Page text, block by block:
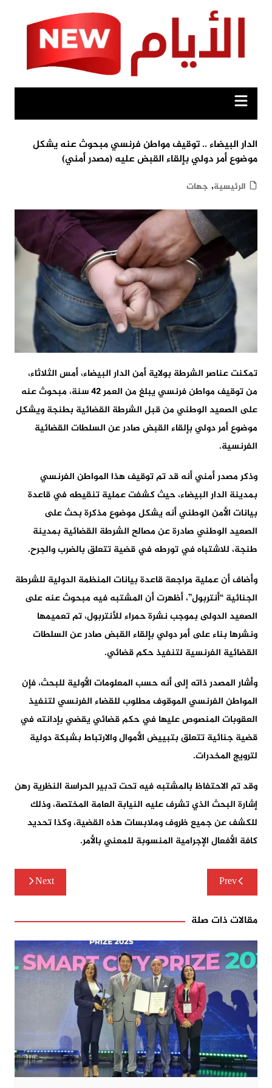
الدار البيضاء .. توقيف مواطن فرنسي مبحوث عنه يشكل
موضوع أمر دولي بإلقاء القبض عليه (مصدر أمني)
الرئيسية, جهات
تمكنت عناصر الشرطة بولاية أمن الدار البيضاء، أمس الثلاثاء،
من توقيف مواطن فرنسي يبلغ من العمر 42 سنة، مبحوث عنه
على الصعيد الوطني من قبل الشرطة القضائية بطنجة ويشكل
موضوع أمر دولي بإلقاء القبض صادر عن السلطات القضائية
الفرنسية.
وذكر مصدر أمني أنه قد تم توقيف هذا المواطن الفرنسي
بمدينة الدار البيضاء، حيث كشفت عملية تنقيطه في قاعدة
بيانات الأمن الوطني أنه يشكل موضوع مذكرة بحث على
الصعيد الوطني صادرة عن مصالح الشرطة القضائية بمدينة
طنجة، للاشتباه في تورطه في قضية تتعلق بالضرب والجرح.
وأضاف أن عملية مراجعة قاعدة بيانات المنظمة الدولية للشرطة
الجنائية “أنتربول”، أظهرت أن المشتبه فيه مبحوث عنه على
الصعيد الدولى بموجب نشرة حمراء للأنتربول، تم تعميمها
ونشرها بناء على أمر دولي بإلقاء القبض صادر عن السلطات
القضائية الفرنسية لتنفيذ حكم قضائي.
وأشار المصدر ذاته إلى أنه حسب المعلومات الأولية للبحث، فإن
المواطن الفرنسي الموقوف مطلوب للقضاء الفرنسي لتنفيذ
العقوبات المنصوص عليها في حكم قضائي يقضي بإدانته في
قضية جنائية تتعلق بتبييض الأموال والارتباط بشبكة دولية
لترويج المخدرات.
وقد تم الاحتفاظ بالمشتبه فيه تحت تدبير الحراسة النظرية رهن
إشارة البحث الذي تشرف عليه النيابة العامة المختصة، وذلك
للكشف عن جميع ظروف وملابسات هذه القضية، وكذا تحديد
كافة الأفعال الإجرامية المنسوبة للمعني بالأمر.
تصفّح
المقالاتPrev
Next
مقالات ذات صلة